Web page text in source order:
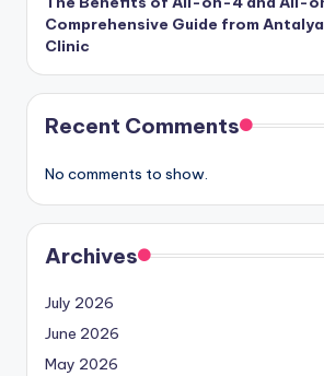
Comprehensive Guide from
Clinic
Recent Comments
No comments to show.
Archives
July 2026
June 2026
May 2026